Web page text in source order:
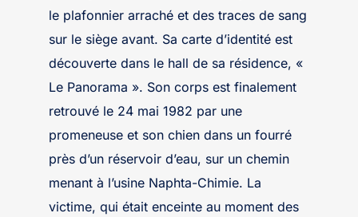
le plafonnier arraché et des traces de sang
sur le siège avant. Sa carte d’identité est
découverte dans le hall de sa résidence, «
Le Panorama ». Son corps est finalement
retrouvé le 24 mai 1982 par une
promeneuse et son chien dans un fourré
près d’un réservoir d’eau, sur un chemin
menant à l’usine Naphta-Chimie. La
victime, qui était enceinte au moment des